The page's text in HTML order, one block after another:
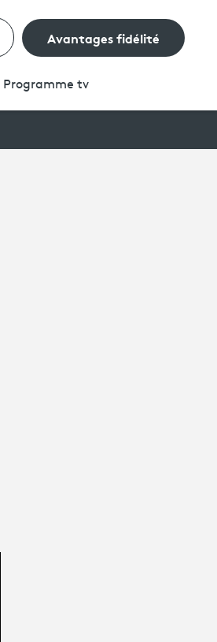
Avantages fidélité
Programme tv